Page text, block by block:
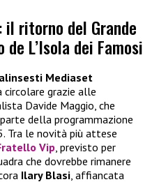
ritorno del Grande
L’Isola dei Famosi
Mediaset
circolare grazie alle
Davide Maggio, che
della programmazione
Tra le novità più attese
Vip , previsto per
che dovrebbe rimanere
Ilary Blasi , affiancata